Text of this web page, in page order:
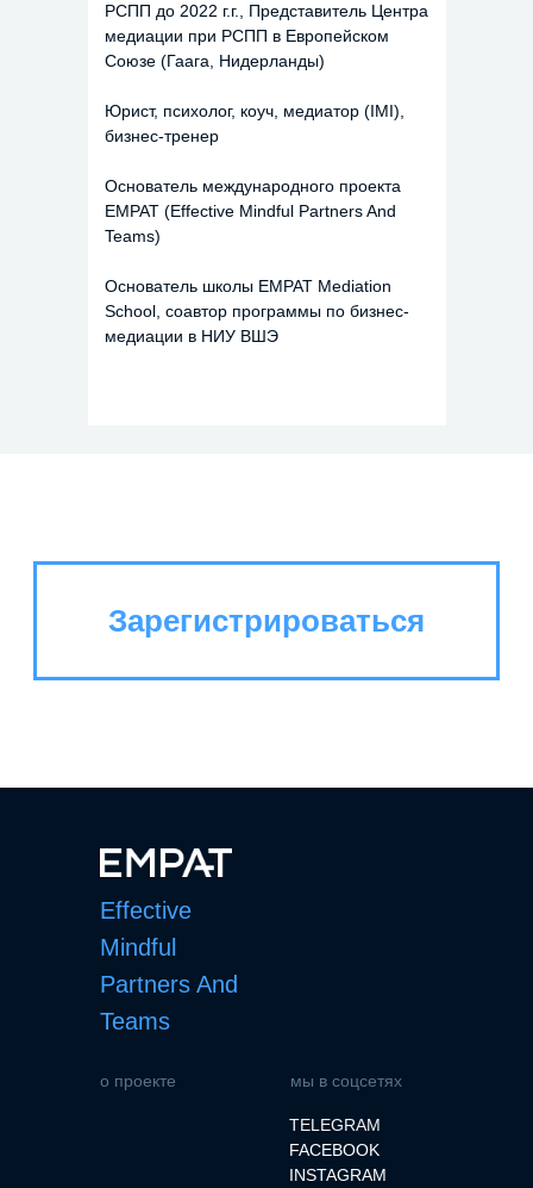
РСПП до 2022 г.г., Представитель Центра
медиации при РСПП в Европейском
Союзе (Гаага, Нидерланды)
Юрист, психолог, коуч, медиатор (IMI),
бизнес-тренер
Основатель международного проекта
EMPAT (Effective Mindful Partners And
Teams)
Основатель школы EMPAT Mediation
School, соавтор программы по бизнес-
медиации в НИУ ВШЭ
Зарегистрироваться
Effective
Mindful
Partners And
Teams
о проекте мы в соцсетях
TELEGRAM
FACEBOOK
INSTAGRAM